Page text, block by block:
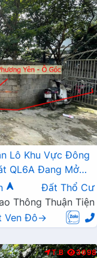
Lô Khu Vực Đông
QL6A Đang Mở
Đất Thổ Cư
Thông Thuận Tiện
Ven Đô→
T.B 3698